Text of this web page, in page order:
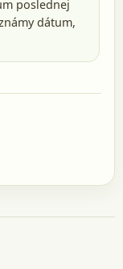
poslednej
dátum,